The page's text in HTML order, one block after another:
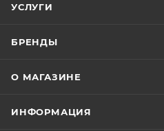
УСЛУГИ
БРЕНДЫ
О МАГАЗИНЕ
ИНФОРМАЦИЯ